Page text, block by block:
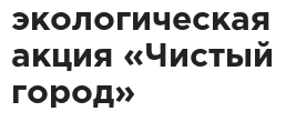
экологическая
акция «Чистый
город»